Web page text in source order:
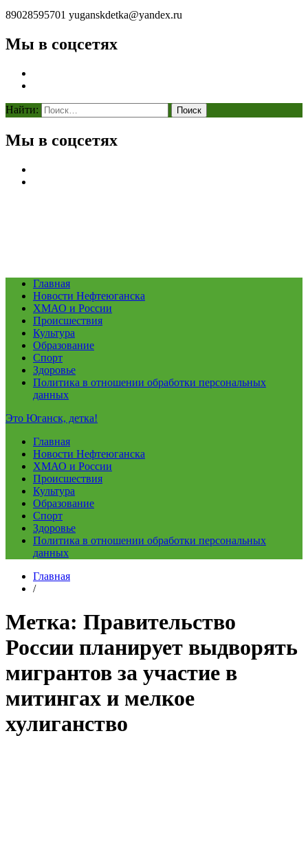
89028595701 yuganskdetka@yandex.ru
Мы в соцсетях
Найти:
Мы в соцсетях
Главная
Новости Нефтеюганска
ХМАО и России
Происшествия
Культура
Образование
Спорт
Здоровье
Политика в отношении обработки персональных
данных
Это Юганск, детка!
Главная
Новости Нефтеюганска
ХМАО и России
Происшествия
Культура
Образование
Спорт
Здоровье
Политика в отношении обработки персональных
данных
Главная
/
Метка: Правительство
России планирует выдворять
мигрантов за участие в
митингах и мелкое
хулиганство